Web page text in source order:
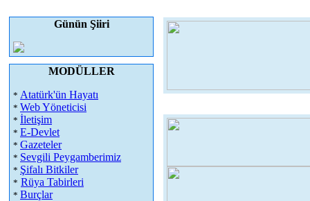
Günün Şiiri
MODÜLLER
* Atatürk'ün Hayatı
* Web Yöneticisi
* İletişim
* E-Devlet
* Gazeteler
* Sevgili Peygamberimiz
* Şifalı Bitkiler
* Rüya Tabirleri
* Burçlar